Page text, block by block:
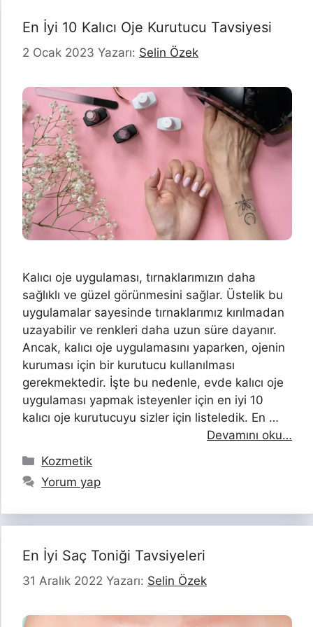
En İyi 10 Kalıcı Oje Kurutucu Tavsiyesi
2 Ocak 2023 Yazarı: Selin Özek
Kalıcı oje uygulaması, tırnaklarımızın daha
sağlıklı ve güzel görünmesini sağlar. Üstelik bu
uygulamalar sayesinde tırnaklarımız kırılmadan
uzayabilir ve renkleri daha uzun süre dayanır.
Ancak, kalıcı oje uygulamasını yaparken, ojenin
kuruması için bir kurutucu kullanılması
gerekmektedir. İşte bu nedenle, evde kalıcı oje
uygulaması yapmak isteyenler için en iyi 10
kalıcı oje kurutucuyu sizler için listeledik. En …
Devamını oku…
Kategoriler
Kozmetik
Yorum yap
En İyi Saç Toniği Tavsiyeleri
31 Aralık 2022 Yazarı: Selin Özek